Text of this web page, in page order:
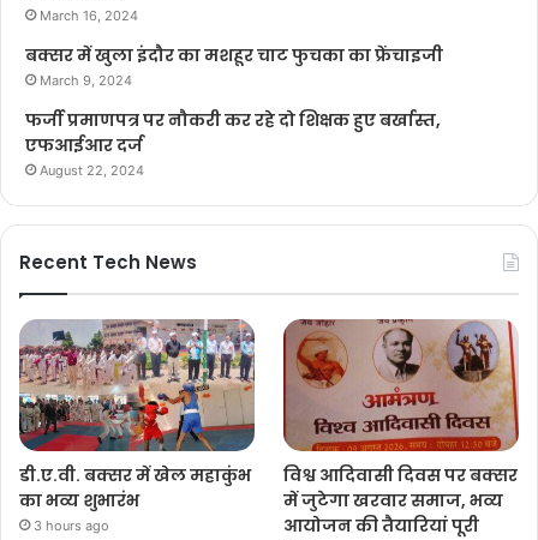
March 16, 2024
बक्सर में खुला इंदौर का मशहूर चाट फुचका का फ्रेंचाइजी
March 9, 2024
फर्जी प्रमाणपत्र पर नौकरी कर रहे दो शिक्षक हुए बर्खास्त,
एफआईआर दर्ज
August 22, 2024
Recent Tech News
डी.ए.वी. बक्सर में खेल महाकुंभ
का भव्य शुभारंभ
3 hours ago
विश्व आदिवासी दिवस पर बक्सर
में जुटेगा खरवार समाज, भव्य
आयोजन की तैयारियां पूरी